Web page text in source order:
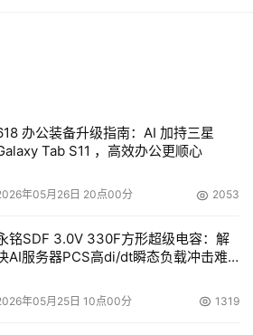
益，将技术和知识变现
击加入
办公装备升级指南：AI 加持三星
Tab S11 ，高效办公更顺心
年05月26日 20点00分 2053
铭SDF 3.0V 330F方形超级电容：解
AI服务器PCS高di/dt瞬态负载冲击难
年05月25日 10点00分 1319